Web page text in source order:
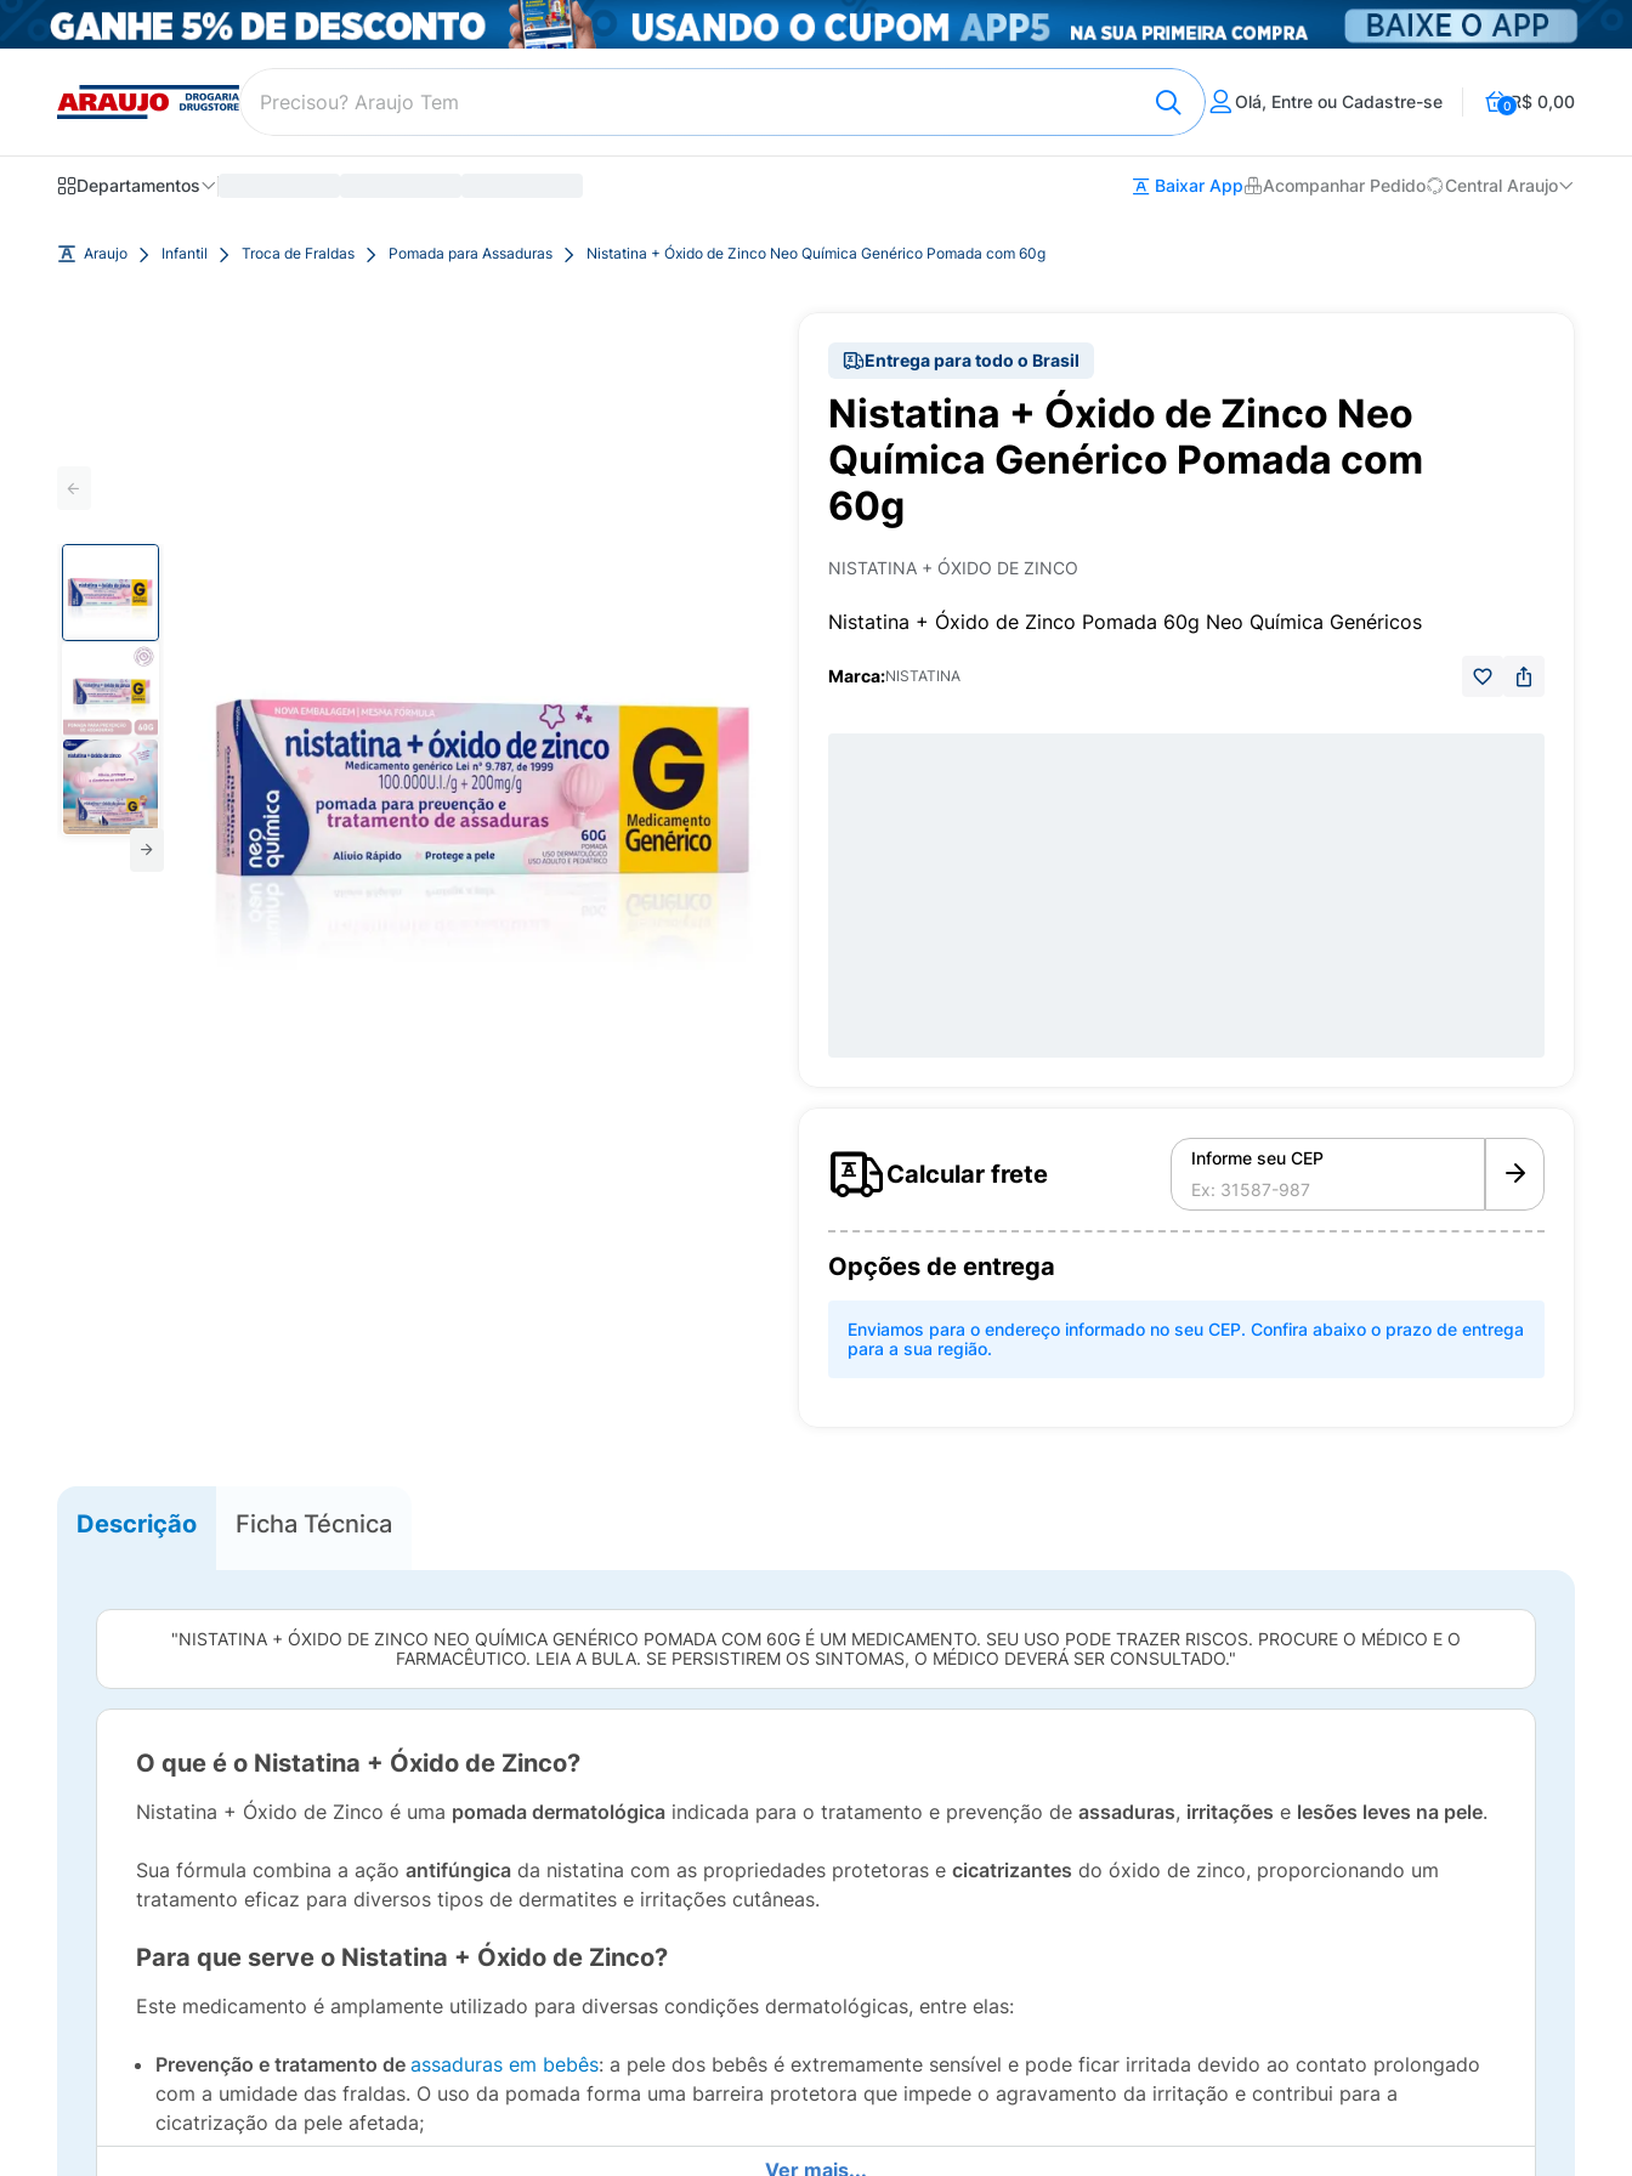
Olá, Entre ou Cadastre-se 0R$ 0,00
Departamentos Baixar App Acompanhar Pedido Central Araujo
Araujo Infantil Troca de Fraldas Pomada para Assaduras Nistatina + Óxido de Zinco Neo Química Genérico Pomada com 60g
Entrega para todo o Brasil
Nistatina + Óxido de Zinco Neo
Química Genérico Pomada com
60g
NISTATINA + ÓXIDO DE ZINCO
Nistatina + Óxido de Zinco Pomada 60g Neo Química Genéricos
Marca:NISTATINA
Calcular frete
Informe seu CEP
Opções de entrega
Enviamos para o endereço informado no seu CEP. Confira abaixo o prazo de entrega
para a sua região.
Descrição Ficha Técnica
"NISTATINA + ÓXIDO DE ZINCO NEO QUÍMICA GENÉRICO POMADA COM 60G É UM MEDICAMENTO. SEU USO PODE TRAZER RISCOS. PROCURE O MÉDICO E O
FARMACÊUTICO. LEIA A BULA. SE PERSISTIREM OS SINTOMAS, O MÉDICO DEVERÁ SER CONSULTADO."
O que é o Nistatina + Óxido de Zinco?
Nistatina + Óxido de Zinco é uma pomada dermatológica indicada para o tratamento e prevenção de assaduras, irritações e lesões leves na pele.
Sua fórmula combina a ação antifúngica da nistatina com as propriedades protetoras e cicatrizantes do óxido de zinco, proporcionando um
tratamento eficaz para diversos tipos de dermatites e irritações cutâneas.
Para que serve o Nistatina + Óxido de Zinco?
Este medicamento é amplamente utilizado para diversas condições dermatológicas, entre elas:
Prevenção e tratamento de assaduras em bebês: a pele dos bebês é extremamente sensível e pode ficar irritada devido ao contato prolongado
com a umidade das fraldas. O uso da pomada forma uma barreira protetora que impede o agravamento da irritação e contribui para a
cicatrização da pele afetada;
Ver mais...